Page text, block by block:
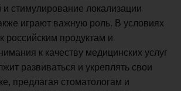
и стимулирование локализации
играют важную роль. В условиях
российским продуктам и
к качеству медицинских услуг
развиваться и укреплять свои
предлагая стоматологам и